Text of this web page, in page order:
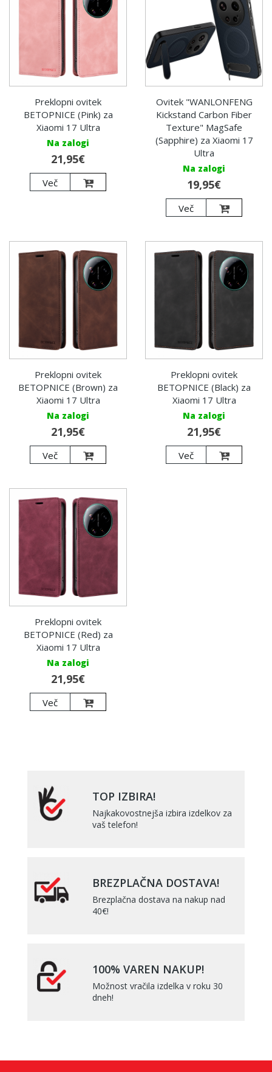
Preklopni ovitek
BETOPNICE (Pink) za
Xiaomi 17 Ultra
Na zalogi
21,95€
Več
Ovitek "WANLONFENG
Kickstand Carbon Fiber
Texture" MagSafe
(Sapphire) za Xiaomi 17
Ultra
Na zalogi
19,95€
Več
Preklopni ovitek
BETOPNICE (Brown) za
Xiaomi 17 Ultra
Na zalogi
21,95€
Več
Preklopni ovitek
BETOPNICE (Black) za
Xiaomi 17 Ultra
Na zalogi
21,95€
Več
Preklopni ovitek
BETOPNICE (Red) za
Xiaomi 17 Ultra
Na zalogi
21,95€
Več
TOP IZBIRA!
Najkakovostnejša izbira izdelkov za
vaš telefon!
BREZPLAČNA DOSTAVA!
Brezplačna dostava na nakup nad
40€!
100% VAREN NAKUP!
Možnost vračila izdelka v roku 30
dneh!